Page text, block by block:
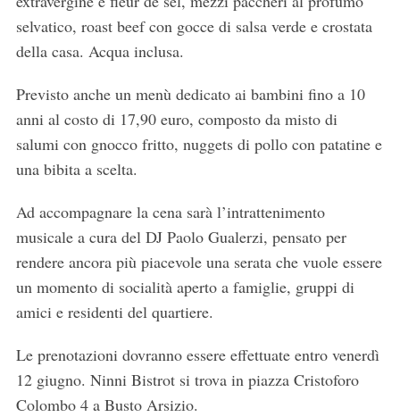
selvatico, roast beef con gocce di salsa verde e crostata
della casa. Acqua inclusa.
Previsto anche un menù dedicato ai bambini fino a 10
anni al costo di 17,90 euro, composto da misto di
salumi con gnocco fritto, nuggets di pollo con patatine e
una bibita a scelta.
Ad accompagnare la cena sarà l’intrattenimento
musicale a cura del DJ Paolo Gualerzi, pensato per
rendere ancora più piacevole una serata che vuole essere
un momento di socialità aperto a famiglie, gruppi di
amici e residenti del quartiere.
Le prenotazioni dovranno essere effettuate entro venerdì
12 giugno. Ninni Bistrot si trova in piazza Cristoforo
Colombo 4 a Busto Arsizio.